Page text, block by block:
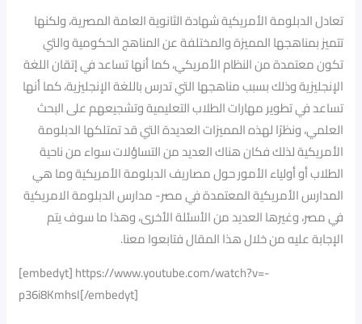
تعادل الدبلومة الأمريكية شهادة الثانوية العامة المصرية، ولكنها
تتميز بمناهجها المميزة والمختلفة عن المناهج الحكومية والتي
تكون معتمدة من النظام الأمريكي، كما أنها تساعد في إتقان اللغة
الإنجليزية وذلك بسبب مناهجها التي تدرس باللغة الإنجليزية، كما أنها
تساعد في تطوير مهارات الطلاب التعليمية وتشجيعهم على البحث
العلمي، ونظرًا لهذه المميزات العديدة التي قد تمتلكها الدبلومة
الأمريكية لذلك فكان هناك العديد من التساؤلات سواء من ناحية
الطلاب أو أولياء الأمور حول مصاريف الدبلومة الأمريكية وما هي
المدارس الأمريكية المعتمدة في مصر- مدارس الدبلومة الامريكية
في مصر، وغيرها العديد من الأسئلة الأخرى، وهذا ما سوف يتم
الإجابة عليه من خلال هذا المقال فتابعوا معنا.
[embedyt] https://www.youtube.com/watch?v=-
p36i8KmhsI[/embedyt]